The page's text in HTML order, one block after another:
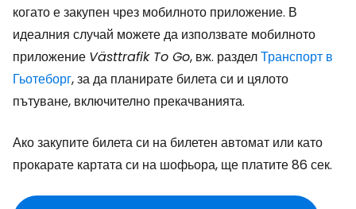
когато е закупен чрез мобилното приложение. В
идеалния случай можете да използвате мобилното
приложение Västtrafik To Go, вж. разделТранспорт в
Гьотеборг, за да планирате билета си и цялото
пътуване, включително прекачванията.
Ако закупите билета си на билетен автомат или като
прокарате картата си на шофьора, ще платите 86 сек.